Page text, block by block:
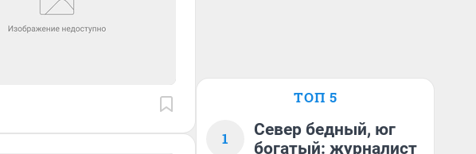
ТОП 5
1
Север бедный, юг
богатый: журналист